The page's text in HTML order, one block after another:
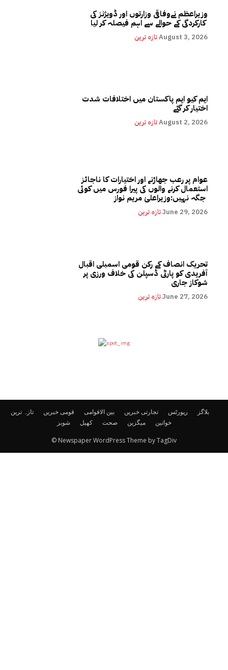
وزیراعظم نےوفاقی وزارتوں اور ڈویژنز کی
کارکردگی کے حوالے سے اہم فیصلہ کر لیا
تازہ ترینAugust 3, 2026
ایم کیو ایم پاکستان میں اختلافات شدت
اختیار کر گئے
تازہ ترینAugust 2, 2026
عوام پر رعب جھاڑنے اور اختیارات کا ناجائز
استعمال کرنے والوں کی پیرا فورس میں کوئی
تازہ ترینJune 29, 2026
تحریک انصاف کے رکن قومی اسمبلی اقبال
آفریدی کو پارٹی ڈسپلن کی خلاف ورزی پر
شوکاز جاری
تازہ ترینJune 27, 2026
تازہ ترین قومی خبریں بین الاقوامی تجارتی خبریں رپورٹس
بلاگز
شوبز
کھیل صحت میگزین خواتین
© Newspaper WordPress Theme by TagDiv